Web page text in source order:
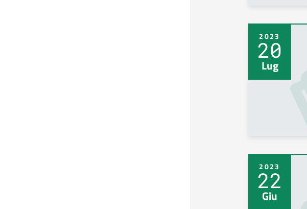
2023
20
Lug
2023
22
Giu